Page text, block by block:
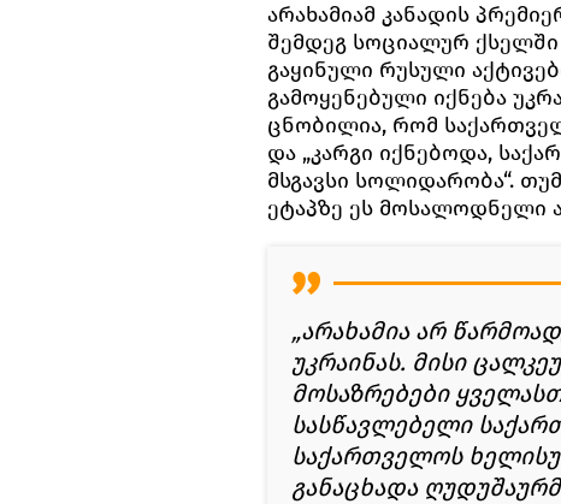
არახამიამ კანადის
შემდეგ სოციალურ
გაყინული რუსული
გამოყენებული იქნება
ცნობილია, რომ
და „კარგი იქნებოდა,
მსგავსი სოლიდარობა“.
ეტაპზე ეს მოსალოდნელი
„არახამია არ
უკრაინას. მისი
მოსაზრებები
სასწავლებელი
საქართველოს
განაცხადა